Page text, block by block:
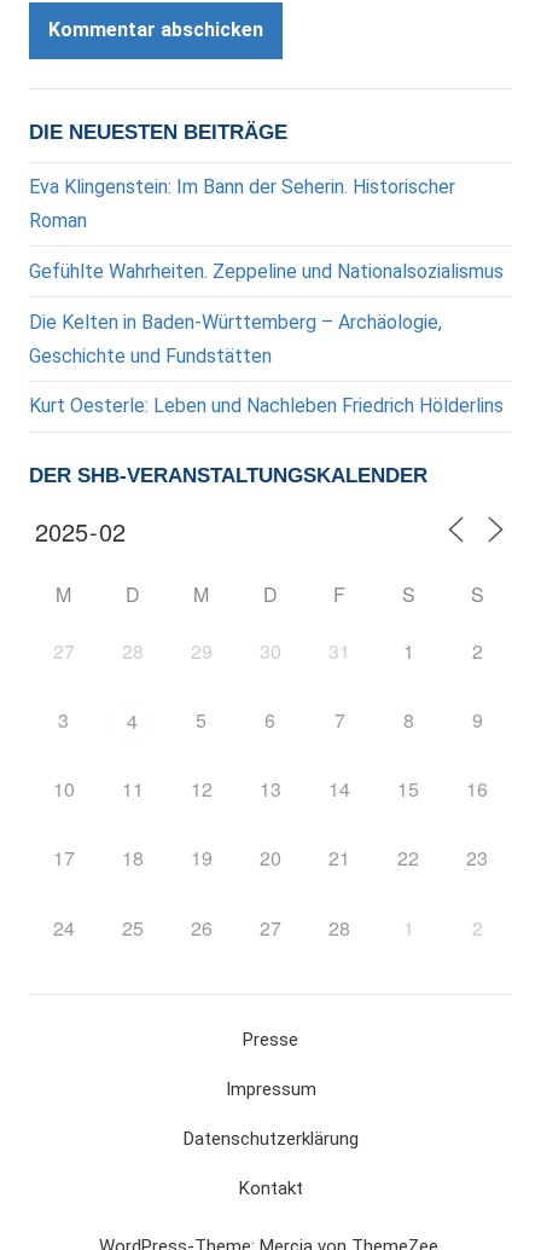
DIE NEUESTEN BEITRÄGE
Eva Klingenstein: Im Bann der Seherin. Historischer
Roman
Gefühlte Wahrheiten. Zeppeline und Nationalsozialismus
Die Kelten in Baden-Württemberg – Archäologie,
Geschichte und Fundstätten
Kurt Oesterle: Leben und Nachleben Friedrich Hölderlins
DER SHB-VERANSTALTUNGSKALENDER
M D M D F S S
27 28 29 30 31 1 2
3 4 5 6 7 8 9
10 11 12 13 14 15 16
17 18 19 20 21 22 23
24 25 26 27 28 1 2
Presse
Impressum
Datenschutzerklärung
Kontakt